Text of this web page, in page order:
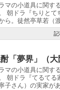
マの小道具に関す
朝ドラ『ちりとて
ら。徒然亭草若（
記
「夢界」（大
マの小道具に関す
朝ドラ『てるてる
子さん）の実家が